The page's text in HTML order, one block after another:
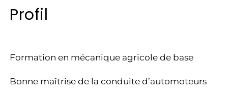
Profil
Formation en mécanique agricole de base
Bonne maîtrise de la conduite d’automoteurs